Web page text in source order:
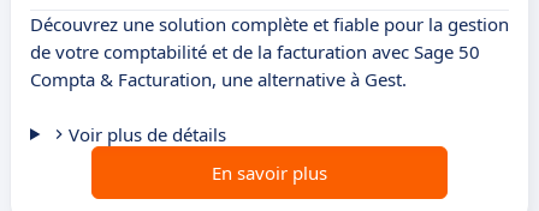
Découvrez une solution complète et fiable pour la gestion
de votre comptabilité et de la facturation avec Sage 50
Compta & Facturation, une alternative à Gest.
Voir plus de détails
En savoir plus